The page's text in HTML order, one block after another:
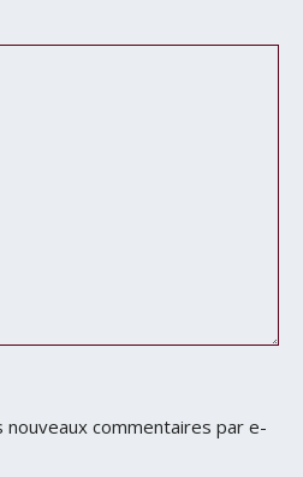
commentaires par e-